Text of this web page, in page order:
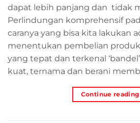
dapat lebih panjang dan tidak
Perlindungan komprehensif
caranya yang bisa kita lakukan
menentukan pembelian
yang tepat dan terkenal
kuat, ternama dan berani
Continue reading